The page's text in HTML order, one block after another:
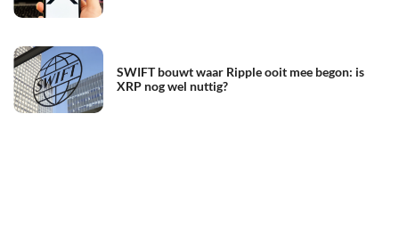
SWIFT bouwt waar Ripple ooit mee begon: is
XRP nog wel nuttig?